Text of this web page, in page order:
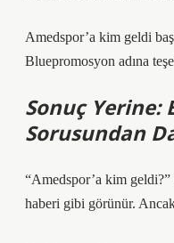
Amedspor’a kim geldi
Bluepromosyon adına
Sonuç Yerine:
Sorusundan
“Amedspor’a kim
haberi gibi görünür.